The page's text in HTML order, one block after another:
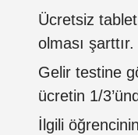
Ücretsiz
olması şarttır.
Gelir testine
ücretin 1/
İlgili